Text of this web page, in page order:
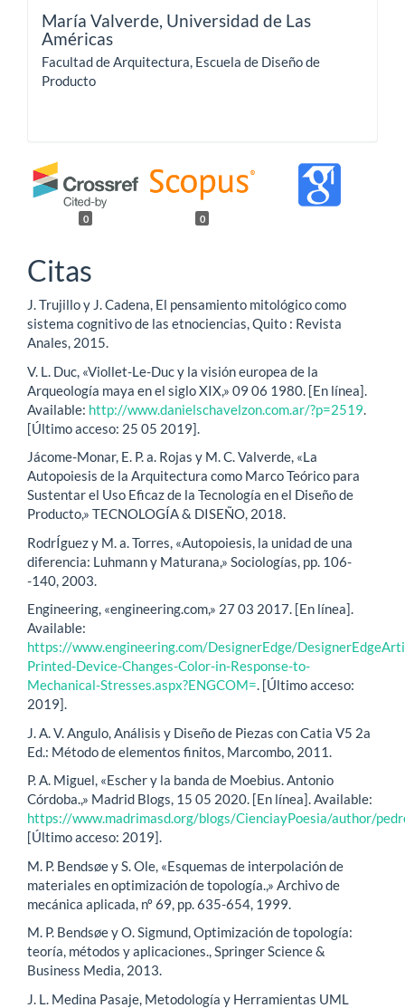
María Valverde, Universidad de Las
Américas
Facultad de Arquitectura, Escuela de Diseño de
Producto
0 0
Citas
J. Trujillo y J. Cadena, El pensamiento mitológico como
sistema cognitivo de las etnociencias, Quito : Revista
Anales, 2015.
V. L. Duc, «Viollet-Le-Duc y la visión europea de la
Arqueología maya en el siglo XIX,» 09 06 1980. [En línea].
Available: http://www.danielschavelzon.com.ar/?p=2519
[Último acceso: 25 05 2019].
Jácome-Monar, E. P. a. Rojas y M. C. Valverde, «La
Autopoiesis de la Arquitectura como Marco Teórico para
Sustentar el Uso Eficaz de la Tecnología en el Diseño de
Producto,» TECNOLOGÍA & DISEÑO, 2018.
RodrÍguez y M. a. Torres, «Autopoiesis, la unidad de una
diferencia: Luhmann y Maturana,» Sociologías, pp. 106-
-140, 2003.
Engineering, «engineering.com,» 27 03 2017. [En línea].
Available:
https://www.engineering.com/DesignerEdge/
Printed-Device-Changes-Color-in-Response-to-
Mechanical-Stresses.aspx?ENGCOM=. [Último acceso:
2019].
J. A. V. Angulo, Análisis y Diseño de Piezas con Catia V5 2a
Ed.: Método de elementos finitos, Marcombo, 2011.
P. A. Miguel, «Escher y la banda de Moebius. Antonio
Córdoba.,» Madrid Blogs, 15 05 2020. [En línea]. Available:
https://www.madrimasd.org/blogs/CienciayPoesia/author/
[Último acceso: 2019].
M. P. Bendsøe y S. Ole, «Esquemas de interpolación de
materiales en optimización de topología.,» Archivo de
mecánica aplicada, nº 69, pp. 635-654, 1999.
M. P. Bendsøe y O. Sigmund, Optimización de topología:
teoría, métodos y aplicaciones., Springer Science &
Business Media, 2013.
J. L. Medina Pasaje, Metodología y Herramientas UML